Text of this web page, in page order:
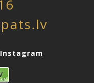
Instagram